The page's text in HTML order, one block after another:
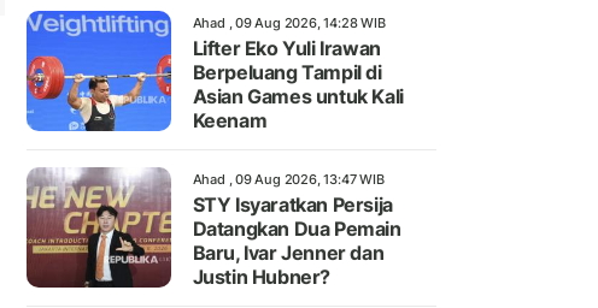
Ahad , 09 Aug 2026, 14:28 WIB
Lifter Eko Yuli Irawan
Berpeluang Tampil di
Asian Games untuk Kali
Keenam
Ahad , 09 Aug 2026, 13:47 WIB
STY Isyaratkan Persija
Datangkan Dua Pemain
Baru, Ivar Jenner dan
Justin Hubner?